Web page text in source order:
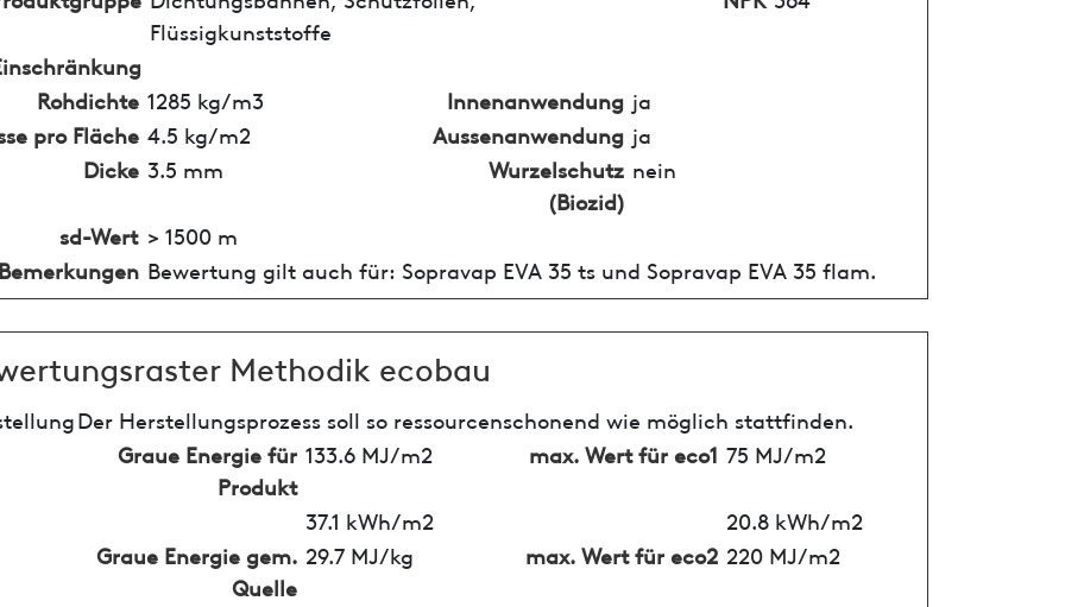
Flüssigkunststoffe
Rohdichte 1285 kg/m3 Innenanwendung ja
pro Fläche 4.5 kg/m2 Aussenanwendung ja
Dicke 3.5 mm
Wurzelschutz
(Biozid)
nein
sd-Wert > 1500 m
Bewertung gilt auch für: Sopravap EVA 35 ts und Sopravap EVA 35 flam.
Methodik ecobau
Der Herstellungsprozess soll so ressourcenschonend wie möglich stattfinden.
Graue Energie für
Produkt
133.6 MJ/m2 max. Wert für eco1 75 MJ/m2
37.1 kWh/m2
20.8 kWh/m2
Graue Energie gem.
Quelle
29.7 MJ/kg max. Wert für eco2 220 MJ/m2